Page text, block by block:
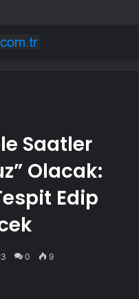
Sürüyor
Saatler
Olacak:
Edip
0 9